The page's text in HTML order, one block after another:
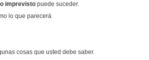
imprevisto puede suceder.
lo que parecerá
cosas que usted debe saber.